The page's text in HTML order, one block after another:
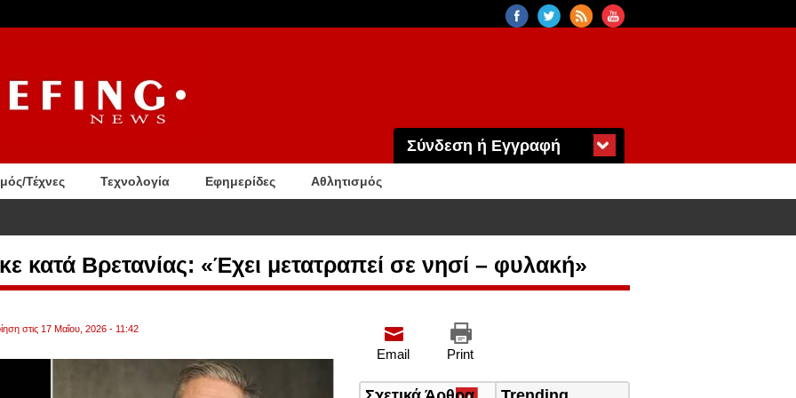
Σύνδεση ή Εγγραφή
Τέχνες Τεχνολογία Εφημερίδες Αθλητισμός
κατά Βρετανίας: «Έχει μετατραπεί σε νησί – φυλακή»
στις 17 Μαΐου, 2026 - 11:42
Print
Email